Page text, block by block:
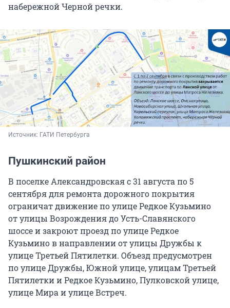
набережной Черной речки.
Источник: ГАТИ Петербурга
Пушкинский район
В поселке Александровская с 31 августа по 5
сентября для ремонта дорожного покрытия
ограничат движение по улице Редкое Кузьмино
от улицы Возрождения до Усть-Славянского
шоссе и закроют проезд по улице Редкое
Кузьмино в направлении от улицы Дружбы к
улице Третьей Пятилетки. Объезд предусмотрен
по улице Дружбы, Южной улице, улицам Третьей
Пятилетки и Редкое Кузьмино, Пулковской улице,
улице Мира и улице Встреч.